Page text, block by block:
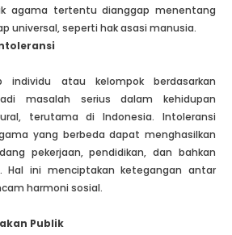
agama tertentu dianggap menentang
universal, seperti hak asasi manusia.
individu atau kelompok berdasarkan
masalah serius dalam kehidupan
terutama di Indonesia. Intoleransi
yang berbeda dapat menghasilkan
pekerjaan, pendidikan, dan bahkan
Hal ini menciptakan ketegangan antar
harmoni sosial.
Publik